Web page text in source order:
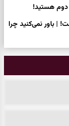
دوم هستید!
| باور نمی‌کنید چرا